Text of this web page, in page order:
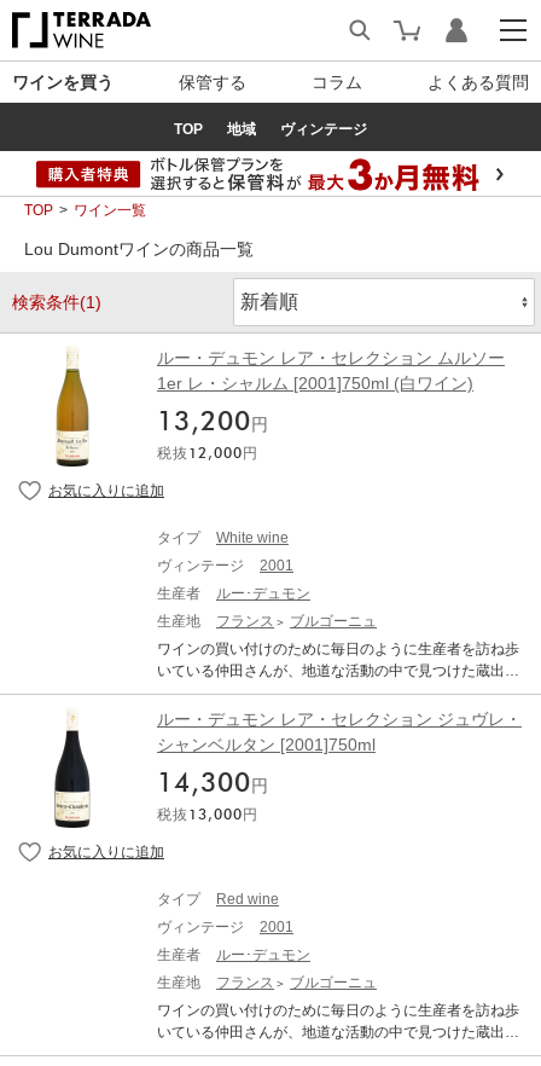
ワインを買う 保管する コラム よくある質問
TOP 地域 ヴィンテージ
TOP ワイン一覧
Lou Dumontワインの商品一覧
検索条件(1)
ルー・デュモン レア・セレクション ムルソー
1er レ・シャルム [2001]750ml (白ワイン)
13,200 円
税抜 12,000 円
タイプ
White wine
ヴィンテージ
2001
生産者
ルー･デュモン
生産地
フランス
ブルゴーニュ
ワインの買い付けのために毎日のように生産者を訪ね歩
いている仲田さんが、地道な活動の中で見つけた蔵出し
古酒。 「ルー・デュモン・レア・セレクション(LEA Sel
ection)」とは、オレンジ色の天地人のエチケット（ラベ
ル）で知られる、ルーデュモンの仲田晃司さんがワイン
の買い付けのために毎日のように生産者を訪ね歩く地道
な活動の中で見つけた蔵出し古酒。 メゾン・ルー・デュ
モンにクルチエ達がビン買い(『シュル・ピル』といいま
す)条件で持ち込んでくる古酒。それらの中から、コスト
パフォーマンスが抜群なものだけを仲田さんが厳選して
ア・セレクション」の「レア」は、『レアちゃん』と、
『レアもの』をかけたもの)。これぞまさしく、ブルゴー
ニュ古酒の『いいとこどり』であります。尚、セレクシ
ョン各古酒の生産者名は非公開です。あくまでも『仲田
印』です。 「ムルソー プルミエ・クリュ レ・シャル
ーたらしめている「豊満さ」「華やかさ」が完璧に備え
られた土壌だと評されています。十分熟成に堪えるパワ
ルー・デュモン レア・セレクション ジュヴレ・
シャンベルタン [2001]750ml
14,300 円
税抜 13,000 円
タイプ
Red wine
ヴィンテージ
2001
生産者
ルー･デュモン
生産地
フランス
ブルゴーニュ
ワインの買い付けのために毎日のように生産者を訪ね歩
いている仲田さんが、地道な活動の中で見つけた蔵出し
古酒。 「ルー・デュモン・レア・セレクション(LEA Sel